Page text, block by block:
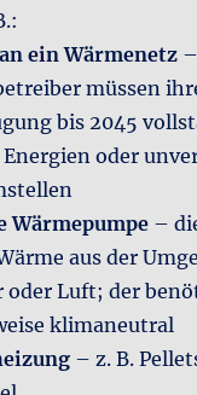
ein Wärmenetz –
müssen
bis 2045
oder
Wärmepumpe –
aus der
oder Luft; der
klimaneutral
– z. B.